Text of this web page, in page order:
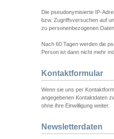
Die pseudonymisierte IP-
bzw. Zugriffsversuchen auf
zu personenbezogenen
Nach 60 Tagen werden die
Person ist dann nicht mehr
Kontaktformular
Wenn sie uns per
angegebenen Kontaktdaten
ohne ihre Einwilligung weiter.
Newsletterdaten